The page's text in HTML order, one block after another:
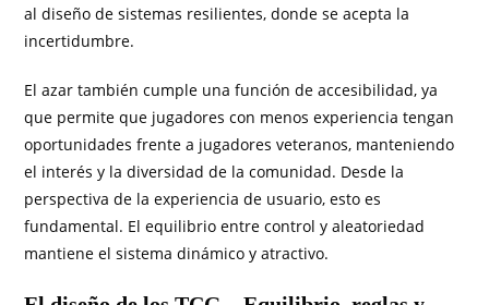
al diseño de sistemas resilientes, donde se acepta la
incertidumbre.
El azar también cumple una función de accesibilidad, ya
que permite que jugadores con menos experiencia tengan
oportunidades frente a jugadores veteranos, manteniendo
el interés y la diversidad de la comunidad. Desde la
perspectiva de la experiencia de usuario, esto es
fundamental. El equilibrio entre control y aleatoriedad
mantiene el sistema dinámico y atractivo.